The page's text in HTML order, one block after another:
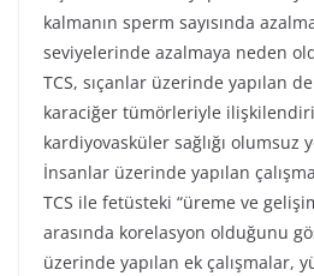
kalmanın sperm sayısında
seviyelerinde azalmaya neden
TCS, sıçanlar üzerinde yapılan
karaciğer tümörleriyle
kardiyovasküler sağlığı olumsuz
İnsanlar üzerinde yapılan
TCS ile fetüsteki “üreme ve
arasında korelasyon olduğunu
üzerinde yapılan ek çalışmalar,